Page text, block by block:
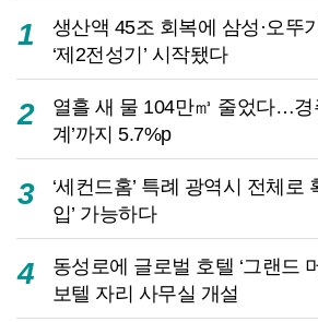
1
생산액 45조 회복에 삼성·오뚜
‘제2전성기’ 시작됐다
2
열흘 새 물 104만㎥ 줄었다…경
계’까지 5.7%p
3
‘세컨드홈’ 특례 광역시 전체로
입’ 가능하다
4
동성로에 글로벌 호텔 ‘그랜드
보텔 자리 사무실 개설